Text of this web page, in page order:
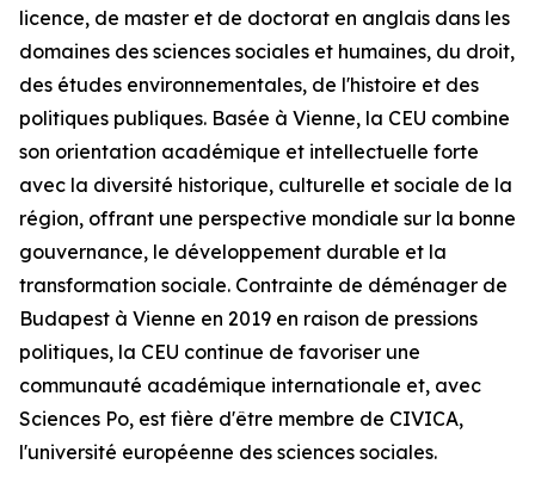
licence, de master et de doctorat en anglais dans les
domaines des sciences sociales et humaines, du droit,
des études environnementales, de l'histoire et des
politiques publiques. Basée à Vienne, la CEU combine
son orientation académique et intellectuelle forte
avec la diversité historique, culturelle et sociale de la
région, offrant une perspective mondiale sur la bonne
gouvernance, le développement durable et la
transformation sociale. Contrainte de déménager de
Budapest à Vienne en 2019 en raison de pressions
politiques, la CEU continue de favoriser une
communauté académique internationale et, avec
Sciences Po, est fière d'être membre de CIVICA,
l'université européenne des sciences sociales.